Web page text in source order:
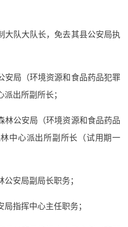
大队大队长，免去其县公安局执
安局（环境资源和食品药品犯罪
出所副所长；
林公安局（环境资源和食品药品
中心派出所副所长（试用期一
安局副局长职务；
指挥中心主任职务；